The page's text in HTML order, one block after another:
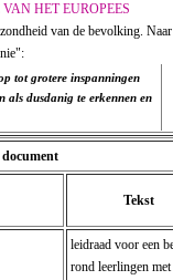
HET EUROPEES
van de bevolking. Naar
tot grotere inspanningen
als dusdanig te erkennen en
Tekst
leidraad voor een
rond leerlingen met